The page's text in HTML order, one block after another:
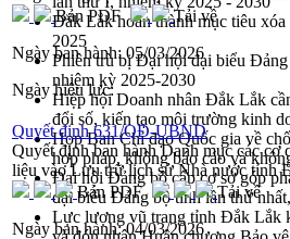
Đắk Lắk hoàn thành mục tiêu xóa
2025
Phiên trù bị Đại hội đại biểu
nhiệm kỳ 2025-2030
Hiệp hội Doanh nhân Đắk Lắk
đổi số, kiến tạo môi trường kinh
Họp Ban Chỉ đạo Quốc gia về
hợp pháp, không báo cáo và
Đại hội Đảng bộ cấp cơ sở góp
đại biểu Đảng bộ tỉnh lần thứ
Lực lượng vũ trang tỉnh Đắk Lắk
Bản PDF
Tải về
Ngày ban hành: 05/03/2026
Ngày hiệu lực:
Quyết định 631/QĐ-UBND
Quyết định ban hành Danh mục các cơ
liệu vào Lưu trữ lịch sử Nhà nước tỉnh
Bản PDF
Tải về
Ngày ban hành:04/03/2026